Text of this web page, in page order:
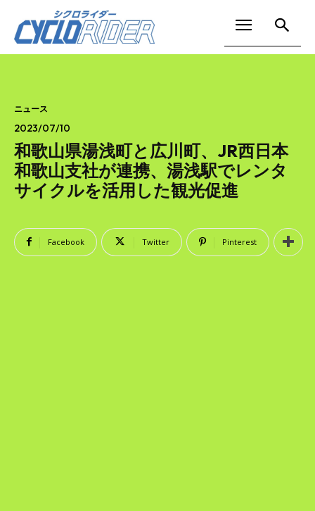
ニュース
2023/07/10
和歌山県湯浅町と広川町、JR西日本
和歌山支社が連携、湯浅駅でレンタ
サイクルを活用した観光促進
Facebook Twitter Pinterest